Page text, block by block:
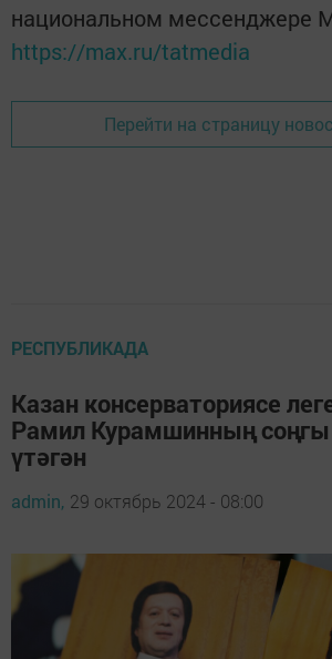
национальном мессенджере
https://max.ru/tatmedia
Перейти на страницу
РЕСПУБЛИКАДА
Казан консерваториясе
Рамил Курамшинның
үтәгән
admin, 29 октябрь 2024 - 08:00